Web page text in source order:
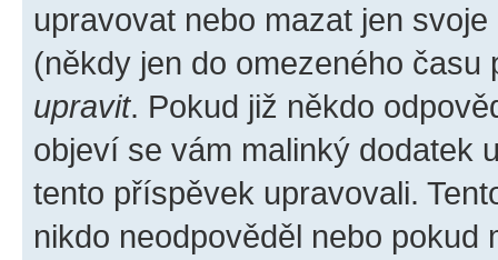
upravovat nebo mazat jen
(někdy jen do omezeného
upravit. Pokud již někdo
objeví se vám malinký dodatek
tento příspěvek upravovali.
nikdo neodpověděl nebo pokud